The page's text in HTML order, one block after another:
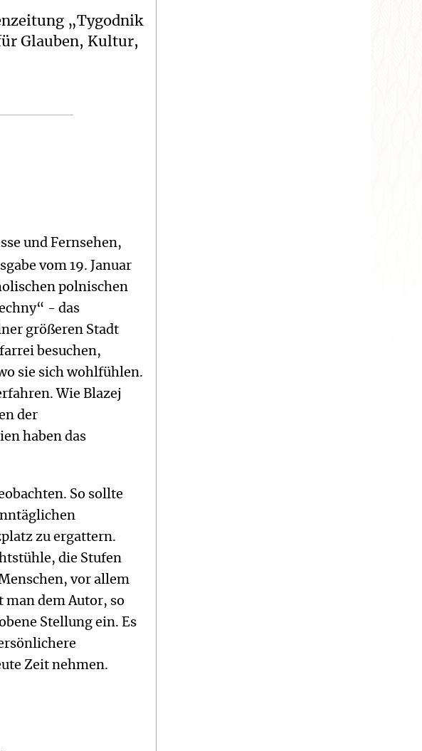
„Tygodnik
Glauben, Kultur,
und Fernsehen,
vom 19. Januar
polnischen
- das
größeren Stadt
besuchen,
sie sich wohlfühlen.
Wie Blazej
der
haben das
So sollte
zu ergattern.
die Stufen
vor allem
man dem Autor, so
Stellung ein. Es
Zeit nehmen.